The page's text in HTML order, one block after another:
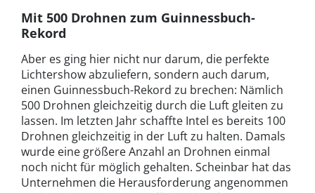
Mit 500 Drohnen zum Guinnessbuch-
Rekord
Aber es ging hier nicht nur darum, die perfekte
Lichtershow abzuliefern, sondern auch darum,
einen Guinnessbuch-Rekord zu brechen: Nämlich
500 Drohnen gleichzeitig durch die Luft gleiten zu
lassen. Im letzten Jahr schaffte Intel es bereits 100
Drohnen gleichzeitig in der Luft zu halten. Damals
wurde eine größere Anzahl an Drohnen einmal
noch nicht für möglich gehalten. Scheinbar hat das
Unternehmen die Herausforderung angenommen